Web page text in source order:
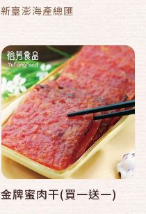
新臺澎海產總匯
金牌蜜肉干(買一送一)